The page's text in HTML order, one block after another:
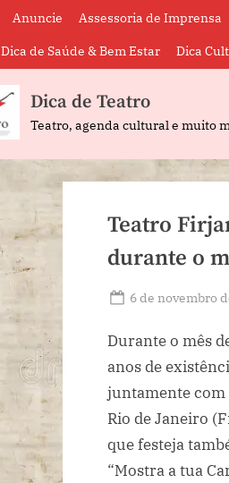
Anuncie Assessoria de Imprensa
Dica de Saúde & Bem Estar Dica
Dica de Teatro
Teatro, agenda cultural e muito
Teatro
durante o
Posted
6 de novembro
Durante o mês
anos de
juntamente com
Rio de Janeiro
que festeja
“Mostra a tua